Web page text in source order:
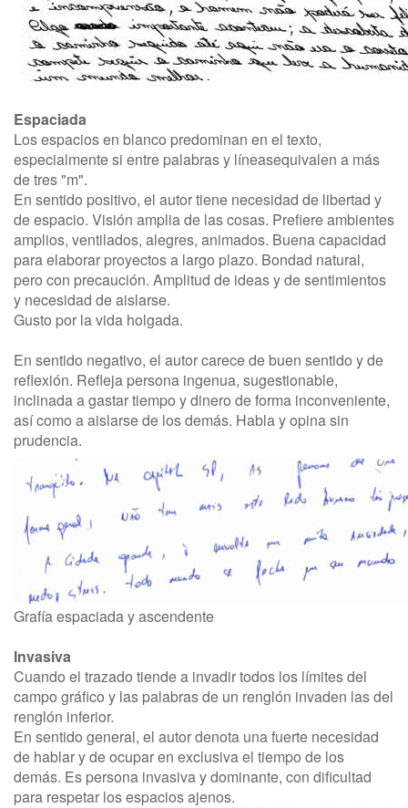
Espaciada
Los espacios en blanco predominan en el texto,
especialmente si entre palabras y líneasequivalen a más
de tres "m".
En sentido positivo, el autor tiene necesidad de libertad y
de espacio. Visión amplia de las cosas. Prefiere ambientes
amplios, ventilados, alegres, animados. Buena capacidad
para elaborar proyectos a largo plazo. Bondad natural,
pero con precaución. Amplitud de ideas y de sentimientos
y necesidad de aislarse.
Gusto por la vida holgada.
En sentido negativo, el autor carece de buen sentido y de
reflexión. Refleja persona ingenua, sugestionable,
inclinada a gastar tiempo y dinero de forma inconveniente,
así como a aislarse de los demás. Habla y opina sin
prudencia.
Grafía espaciada y ascendente
Invasiva
Cuando el trazado tiende a invadir todos los límites del
campo gráfico y las palabras de un renglón invaden las del
renglón inferior.
En sentido general, el autor denota una fuerte necesidad
de hablar y de ocupar en exclusiva el tiempo de los
demás. Es persona invasiva y dominante, con dificultad
para respetar los espacios ajenos.